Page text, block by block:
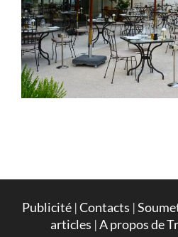
Publicité|Contacts |
articles |A propos de